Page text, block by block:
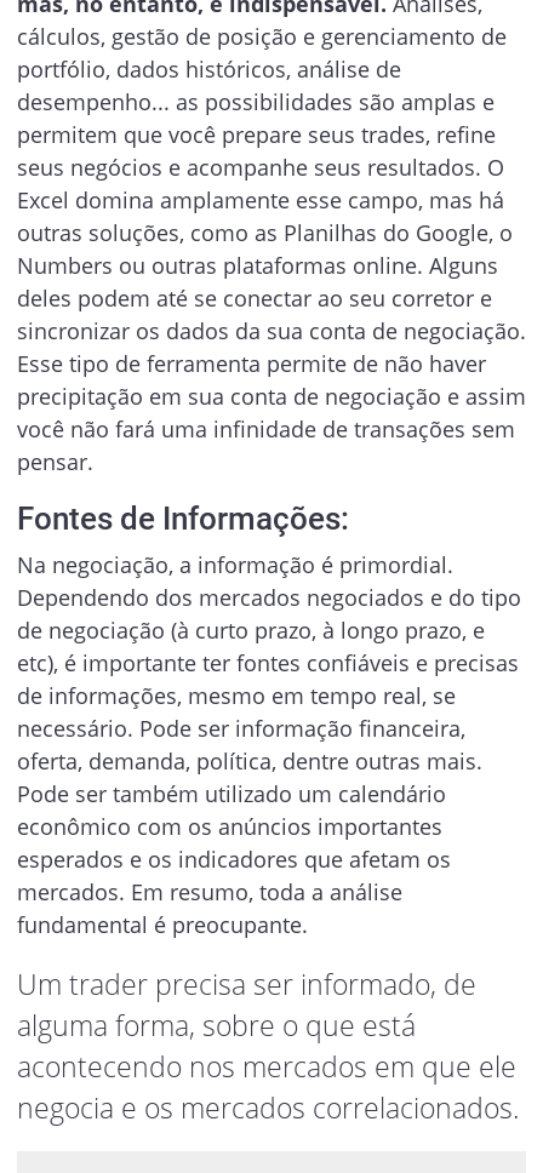
cálculos, gestão de posição e gerenciamento de
portfólio, dados históricos, análise de
desempenho... as possibilidades são amplas e
permitem que você prepare seus trades, refine
seus negócios e acompanhe seus resultados. O
Excel domina amplamente esse campo, mas há
outras soluções, como as Planilhas do Google, o
Numbers ou outras plataformas online. Alguns
deles podem até se conectar ao seu corretor e
sincronizar os dados da sua conta de negociação.
Esse tipo de ferramenta permite de não haver
precipitação em sua conta de negociação e assim
você não fará uma infinidade de transações sem
pensar.
Fontes de Informações:
Na negociação, a informação é primordial.
Dependendo dos mercados negociados e do tipo
de negociação (à curto prazo, à longo prazo, e
etc), é importante ter fontes confiáveis e precisas
de informações, mesmo em tempo real, se
necessário. Pode ser informação financeira,
oferta, demanda, política, dentre outras mais.
Pode ser também utilizado um calendário
econômico com os anúncios importantes
esperados e os indicadores que afetam os
mercados. Em resumo, toda a análise
fundamental é preocupante.
Um trader precisa ser informado, de
alguma forma, sobre o que está
acontecendo nos mercados em que ele
negocia e os mercados correlacionados.